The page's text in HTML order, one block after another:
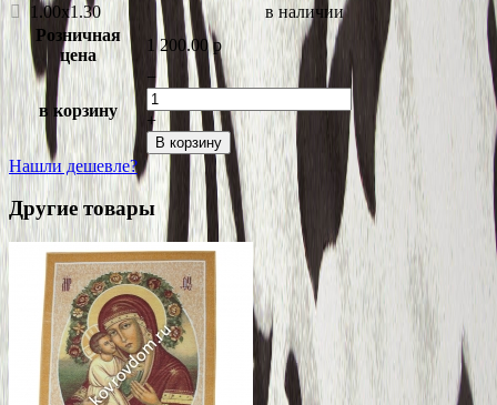
1.00x1.30
в наличии
Розничная
цена
1 200.00p
в корзину
−
+
В корзину
Нашли дешевле?
Другие товары